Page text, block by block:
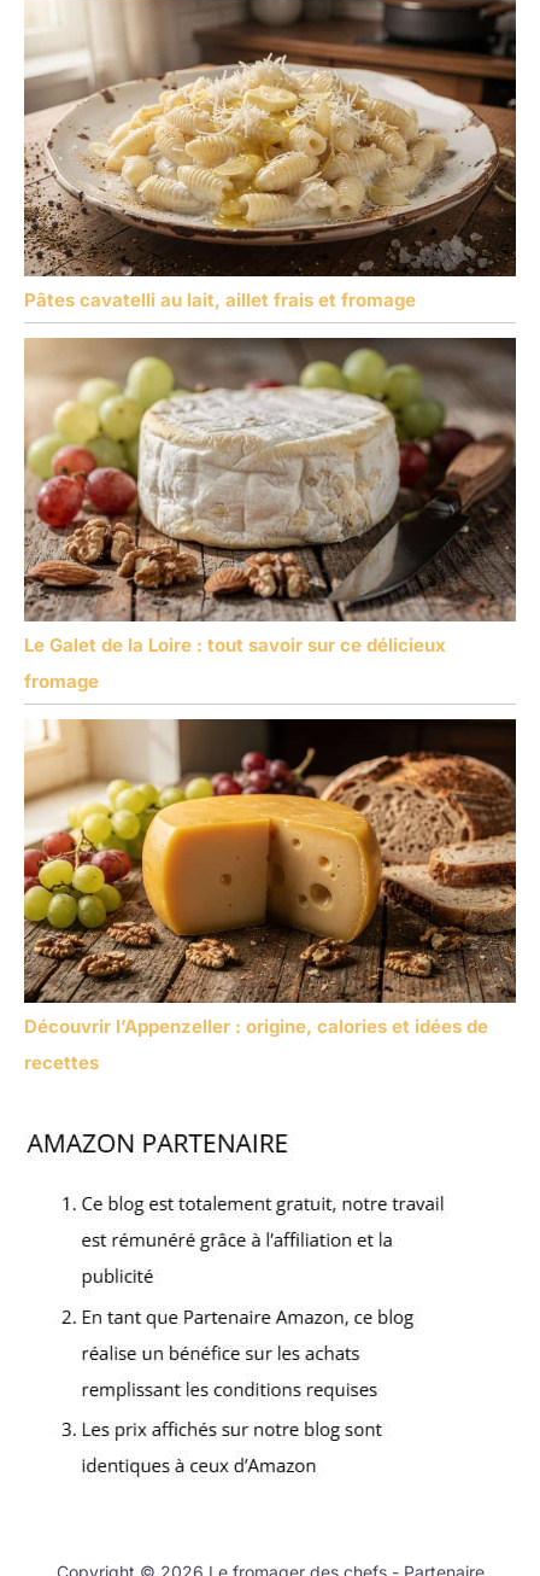
Pâtes cavatelli au lait, aillet frais et fromage
Le Galet de la Loire : tout savoir sur ce délicieux
fromage
Découvrir l’Appenzeller : origine, calories et idées de
recettes